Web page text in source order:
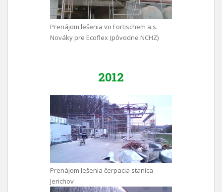
Prenájom lešenia vo Fortischem a.s.
Nováky pre Ecoflex (pôvodne NCHZ)
2012
Prenájom lešenia čerpacia stanica
Jerichov